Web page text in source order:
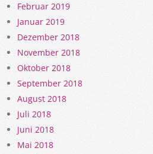
Februar 2019
Januar 2019
Dezember 2018
November 2018
Oktober 2018
September 2018
August 2018
Juli 2018
Juni 2018
Mai 2018